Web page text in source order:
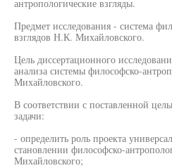
антропологические взгляды.
Предмет исследования - система
взглядов Н.К. Михайловского.
Цель диссертационного
анализа системы философско-
Михайловского.
В соответствии с поставленной
задачи:
- определить роль проекта
становлении философско-
Михайловского;